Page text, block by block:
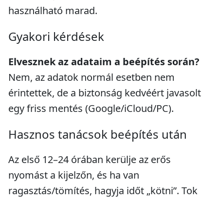
használható marad.
Gyakori kérdések
Elvesznek az adataim a beépítés során?
Nem, az adatok normál esetben nem
érintettek, de a biztonság kedvéért javasolt
egy friss mentés (Google/iCloud/PC).
Hasznos tanácsok beépítés után
Az első 12–24 órában kerülje az erős
nyomást a kijelzőn, és ha van
ragasztás/tömítés, hagyja időt „kötni”. Tok